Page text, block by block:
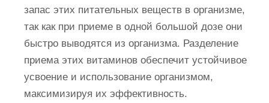
запас этих питательных веществ в организме,
так как при приеме в одной большой дозе они
быстро выводятся из организма. Разделение
приема этих витаминов обеспечит устойчивое
усвоение и использование организмом,
максимизируя их эффективность.